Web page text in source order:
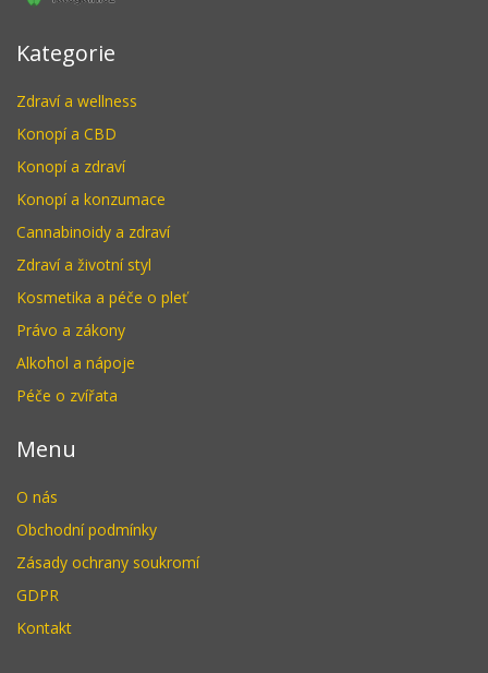
Kategorie
Zdraví a wellness
Konopí a CBD
Konopí a zdraví
Konopí a konzumace
Cannabinoidy a zdraví
Zdraví a životní styl
Kosmetika a péče o pleť
Právo a zákony
Alkohol a nápoje
Péče o zvířata
Menu
O nás
Obchodní podmínky
Zásady ochrany soukromí
GDPR
Kontakt